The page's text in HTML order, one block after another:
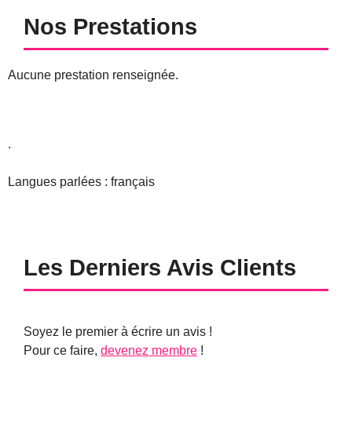
Nos Prestations
Aucune prestation renseignée.
.
Langues parlées : français
Les Derniers Avis Clients
Soyez le premier à écrire un avis !
Pour ce faire, devenez membre !